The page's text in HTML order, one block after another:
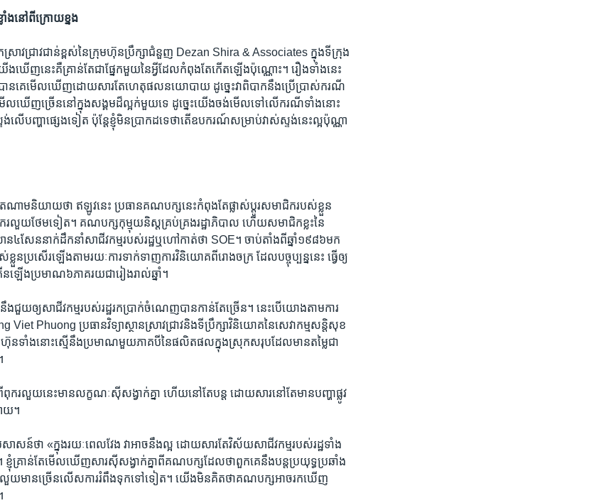
នៅ​ពី​ក្រោយ​ខ្នង​
ាវជ្រាវ​ជាន់ខ្ពស់​នៃ​ក្រុមហ៊ុន​ប្រឹក្សា​ជំនួញ Dezan Shira & Associates ក្នុង​ទីក្រុង
ង​ឃើញ​នេះ​គឺ​គ្រាន់​តែ​ជា​ផ្នែក​មួយ​នៃ​អ្វី​ដែល​កំពុង​តែ​កើតឡើង​ប៉ុណ្ណោះ។ រឿង​ទាំង​នេះ​
ាន​គេ​មើលឃើញ​ដោយសារ​តែ​ហេតុផល​នយោបាយ ដូច្នេះ​វា​ពិបាក​នឹង​ប្រើប្រាស់​ករណី​
ល​ឃើញ​ច្រើន​នៅ​ក្នុង​សង្គម​ដ៏​ល្អក់​មួយ​ទេ ដូច្នេះ​យើង​ចង់​មើល​ទៅ​លើ​ករណី​ទាំង​នោះ
លើ​បញ្ហា​ផ្សេង​ទៀត ប៉ុន្តែ​ខ្ញុំ​មិន​ប្រាកដ​ទេ​ថា​តើ​ឧបករណ៍​សម្រាប់​វាស់​ស្ទង់​នេះ​ល្អ​ប៉ុណ្ណា​
តណាម​និយាយ​ថា ឥឡូវ​នេះ ប្រធាន​គណបក្ស​នេះ​កំពុង​តែ​ផ្លាស់ប្តូរ​សមាជិក​របស់​ខ្លួន​
រលួយ​ថែមទៀត។ គណបក្ស​កុម្មុយនិស្ត​គ្រប់គ្រង​រដ្ឋាភិបាល​ ហើយ​សមាជិកខ្លះ​នៃ​
សែន​នាក់​ដឹកនាំ​សាជីវកម្ម​របស់​រដ្ឋ​ឬ​ហៅ​កាត់​ថា SOE។ ចាប់​តាំង​ពី​ឆ្នាំ​១៩៨៦​មក
ខ្លួន​ប្រសើរឡើង​តាមរយៈ​ការ​ទាក់ទាញ​ការ​វិនិយោគ​ពី​រោងចក្រ ដែល​បច្ចុប្បន្ន​នេះ ធ្វើ​ឲ្យ​
ើង​ប្រមាណ​៦​ភាគរយ​ជា​រៀងរាល់​ឆ្នាំ។
នឹង​ជួយ​ឲ្យ​សាជីវកម្ម​របស់​រដ្ឋ​រក​ប្រាក់​ចំណេញ​បាន​កាន់​តែ​ច្រើន។ នេះ​បើយោង​តាម​ការ​
Phuong ប្រធាន​វិទ្យាស្ថានស្រាវជ្រាវ​និង​ទីប្រឹក្សា​វិនិយោគ​នៃ​សេវាកម្ម​សន្តិសុខ
ន​ទាំង​នោះ​ស្មើ​នឹង​ប្រមាណ​មួយ​ភាគ​បី​នៃ​ផលិតផល​ក្នុង​ស្រុក​សរុប​ដែល​មាន​តម្លៃ​ជា​
ពុករលួយ​នេះ​មាន​លក្ខណៈ​ស៊ីសង្វាក់​គ្នា ហើយ​នៅ​តែ​បន្ត ដោយសារ​នៅ​តែ​មាន​បញ្ហា​ផ្លូវ​
យ។
សន៍​ថា «ក្នុង​រយៈពេល​វែង​ វា​អាច​នឹង​ល្អ ដោយសារ​តែ​វិស័យ​សាជីវកម្ម​របស់​រដ្ឋ​ទាំង​
ញុំ​គ្រាន់​តែ​មើល​ឃើញ​សារ​ស៊ីសង្វាក់​គ្នា​ពី​គណបក្ស​ដែល​ថា​ពួកគេ​នឹង​បន្ត​ប្រយុទ្ធប្រឆាំង​
លួយ​មាន​ច្រើន​លើស​ការ​រំពឹង​ទុក​ទៅ​ទៀត។ យើង​មិន​គិត​ថា​គណបក្ស​អាច​រកឃើញ​